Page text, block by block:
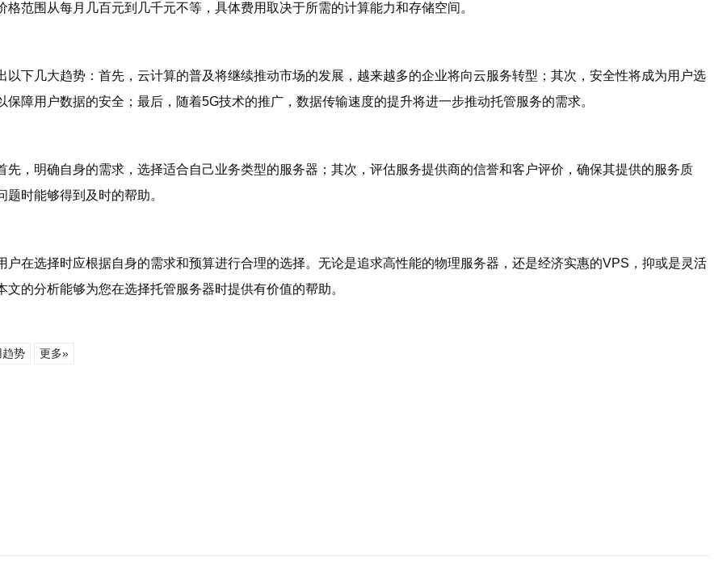
范围从每月几百元到几千元不等，具体费用取决于所需的计算能力和存储空间。
以下几大趋势：首先，云计算的普及将继续推动市场的发展，越来越多的企业将向云服务转型；其次，安全性将成为用户选
障用户数据的安全；最后，随着5G技术的推广，数据传输速度的提升将进一步推动托管服务的需求。
，明确自身的需求，选择适合自己业务类型的服务器；其次，评估服务提供商的信誉和客户评价，确保其提供的服务质
时能够得到及时的帮助。
户在选择时应根据自身的需求和预算进行合理的选择。无论是追求高性能的物理服务器，还是经济实惠的VPS，抑或是灵活
的分析能够为您在选择托管服务器时提供有价值的帮助。
趋势 更多»